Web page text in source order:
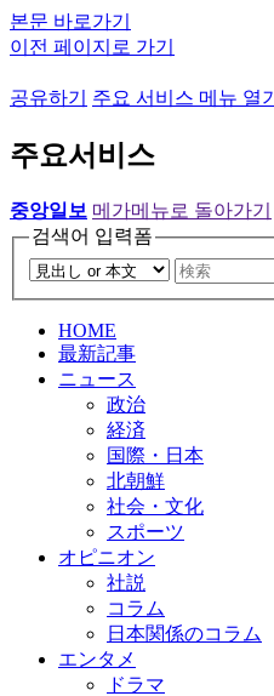
본문 바로가기
이전 페이지로 가기
공유하기 주요 서비스 메뉴 열기
주요서비스
중앙일보 메가메뉴로 돌아가기
검색어 입력폼
HOME
最新記事
ニュース
政治
経済
国際・日本
北朝鮮
社会・文化
スポーツ
オピニオン
社説
コラム
日本関係のコラム
エンタメ
ドラマ